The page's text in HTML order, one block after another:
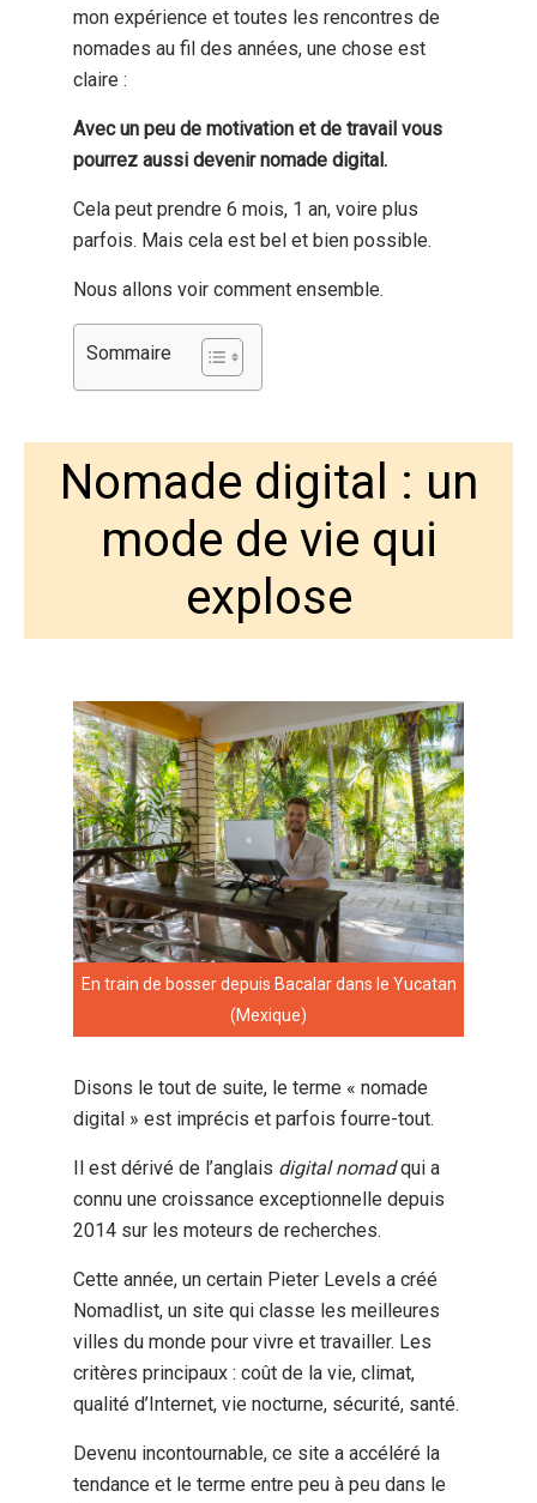
mon expérience et toutes les rencontres de
nomades au fil des années, une chose est
claire :
Avec un peu de motivation et de travail vous
pourrez aussi devenir nomade digital.
Cela peut prendre 6 mois, 1 an, voire plus
parfois. Mais cela est bel et bien possible.
Nous allons voir comment ensemble.
Sommaire
Nomade digital : un
mode de vie qui
explose
En train de bosser depuis Bacalar dans le Yucatan
(Mexique)
Disons le tout de suite, le terme « nomade
digital » est imprécis et parfois fourre-tout.
Il est dérivé de l’anglais digital nomadqui a
connu une croissance exceptionnelle depuis
2014 sur les moteurs de recherches.
Cette année, un certain Pieter Levels a créé
Nomadlist, un site qui classe les meilleures
villes du monde pour vivre et travailler. Les
critères principaux : coût de la vie, climat,
qualité d’Internet, vie nocturne, sécurité, santé.
Devenu incontournable, ce site a accéléré la
tendance et le terme entre peu à peu dans le